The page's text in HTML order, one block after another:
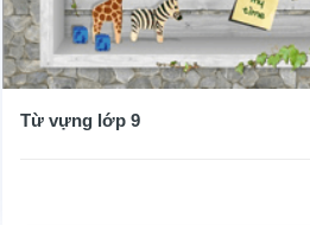
Từ vựng lớp 9